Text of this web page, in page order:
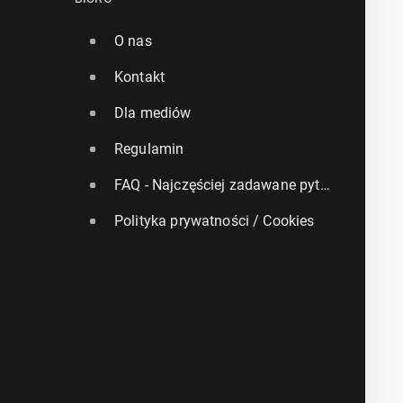
O nas
Kontakt
Dla mediów
Regulamin
FAQ - Najczęściej zadawane pytania
Polityka prywatności / Cookies